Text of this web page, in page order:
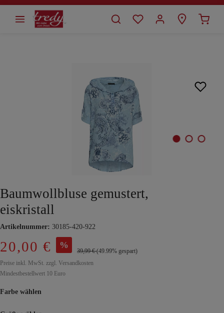
springen
Baumwollbluse gemustert,
eiskristall
Artikelnummer: 30185-420-922
20,00 € %
39,99 €(49.99% gespart)
Preise inkl. MwSt. zzgl. Versandkosten
Mindestbestellwert 10 Euro
Farbe wählen